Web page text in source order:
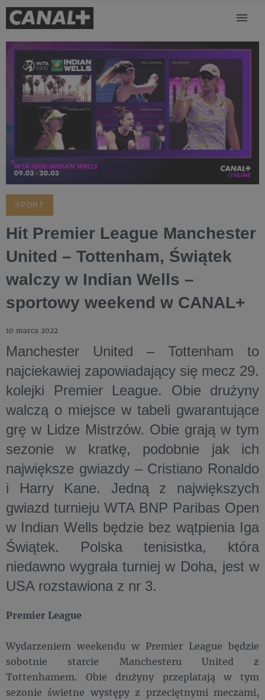
SPORT
Hit Premier League Manchester
United – Tottenham, Świątek
walczy w Indian Wells –
sportowy weekend w CANAL+
10 marca 2022
Manchester United – Tottenham to
najciekawiej zapowiadający się mecz 29.
kolejki Premier League. Obie drużyny
walczą o miejsce w tabeli gwarantujące
grę w Lidze Mistrzów. Obie grają w tym
sezonie w kratkę, podobnie jak ich
największe gwiazdy – Cristiano Ronaldo
i Harry Kane. Jedną z największych
gwiazd turnieju WTA BNP Paribas Open
w Indian Wells będzie bez wątpienia Iga
Świątek. Polska tenisistka, która
niedawno wygrała turniej w Doha, jest w
USA rozstawiona z nr 3.
Premier League
Wydarzeniem weekendu w Premier League będzie
sobotnie starcie Manchesteru United z
Tottenhamem. Obie drużyny przeplatają w tym
sezonie świetne występy z przeciętnymi meczami,